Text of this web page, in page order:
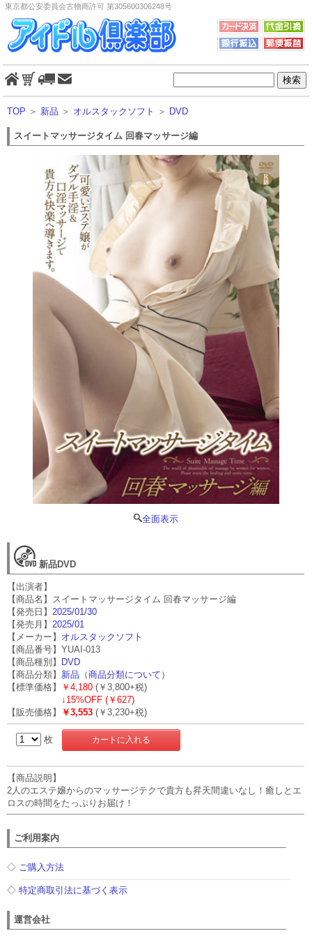
東京都公安委員会古物商許可 第305600306248号
TOP ＞ 新品 ＞ オルスタックソフト ＞ DVD
スイートマッサージタイム 回春マッサージ編
全面表示
新品DVD
【出演者】
【商品名】スイートマッサージタイム 回春マッサージ編
【発売日】 2025/01/30
【発売月】 2025/01
【メーカー】 オルスタックソフト
【商品番号】YUAI-013
【商品種別】 DVD
【商品分類】 新品 （商品分類について ）
【標準価格】
￥4,180 (￥3,800+税)
↓ 15%OFF (￥627)
【販売価格】
￥3,553 (￥3,230+税)
枚
【商品説明】
2人のエステ嬢からのマッサージテクで貴方も昇天間違いなし！癒しとエ
ロスの時間をたっぷりお届け！
ご利用案内
◇ ご購入方法
◇特定商取引法に基づく表示
運営会社